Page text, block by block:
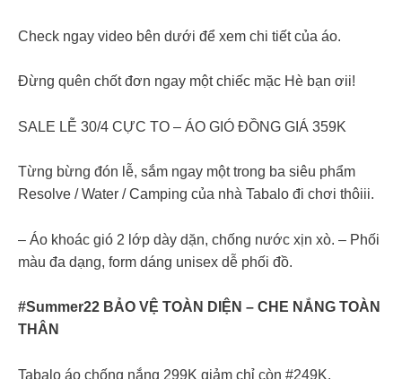
Check ngay video bên dưới để xem chi tiết của áo.
Đừng quên chốt đơn ngay một chiếc mặc Hè bạn ơii!
SALE LỄ 30/4 CỰC TO – ÁO GIÓ ĐỒNG GIÁ 359K
Từng bừng đón lễ, sắm ngay một trong ba siêu phẩm
Resolve / Water / Camping của nhà Tabalo đi chơi thôiii.
– Áo khoác gió 2 lớp dày dặn, chống nước xịn xò. – Phối
màu đa dạng, form dáng unisex dễ phối đồ.
#Summer22 BẢO VỆ TOÀN DIỆN – CHE NẮNG TOÀN
THÂN
Tabalo áo chống nắng 299K giảm chỉ còn #249K.